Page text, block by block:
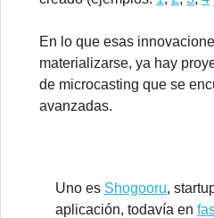
En lo que esas
materializarse, ya hay
de microcasting que se
avanzadas.
Uno es Shogooru,
aplicación, todavía en